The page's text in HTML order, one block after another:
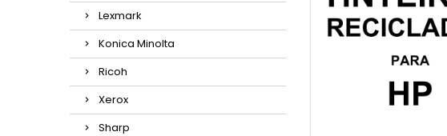
Lexmark
Konica Minolta
Ricoh
Xerox
Sharp